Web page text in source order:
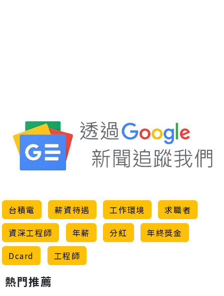
台積電 薪資待遇 工作環境
求職者
資深工程師
年薪 分紅
年終獎金
Dcard
工程師
熱門推薦